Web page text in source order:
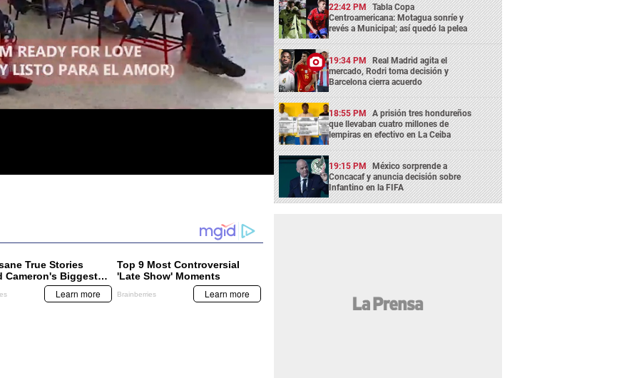
22:42 PM Tabla Copa
Centroamericana: Motagua sonríe y
revés a Municipal; así quedó la pelea
19:34 PM Real Madrid agita el
mercado, Rodri toma decisión y
Barcelona cierra acuerdo
18:55 PM A prisión tres hondureños
que llevaban cuatro millones de
lempiras en efectivo en La Ceiba
19:15 PM México sorprende a
Concacaf y anuncia decisión sobre
Infantino en la FIFA